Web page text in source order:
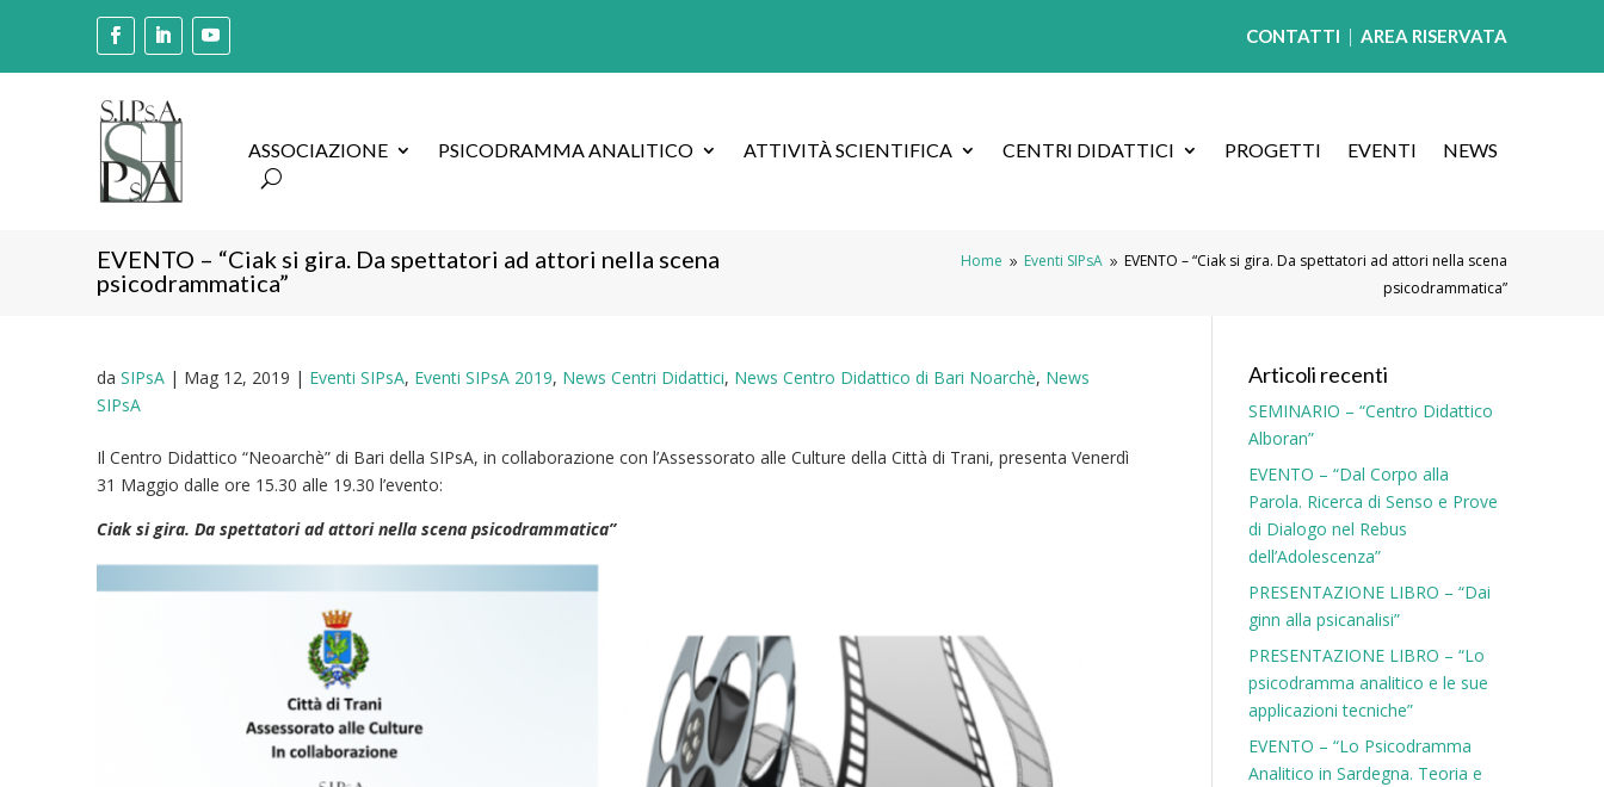
CONTATTI |AREA RISERVATA
ASSOCIAZIONE PSICODRAMMA ANALITICO ATTIVITÀ SCIENTIFICA CENTRI DIDATTICI PROGETTI EVENTI NEWS
EVENTO – “Ciak si gira. Da spettatori ad attori nella scena
psicodrammatica”
Home 9 Eventi SIPsA 9 EVENTO – “Ciak si gira. Da spettatori ad attori nella scena
psicodrammatica”
da SIPsA| Mag 12, 2019 | Eventi SIPsA, Eventi SIPsA 2019, News Centri Didattici, News Centro Didattico di Bari Noarchè, News
SIPsA
Il Centro Didattico “Neoarchè” di Bari della SIPsA, in collaborazione con l’Assessorato alle Culture della Città di Trani, presenta Venerdì
31 Maggio dalle ore 15.30 alle 19.30 l’evento:
Ciak si gira. Da spettatori ad attori nella scena psicodrammatica”
Articoli recenti
SEMINARIO – “Centro Didattico
Alboran”
EVENTO – “Dal Corpo alla
Parola. Ricerca di Senso e Prove
di Dialogo nel Rebus
dell’Adolescenza”
PRESENTAZIONE LIBRO – “Dai
ginn alla psicanalisi”
PRESENTAZIONE LIBRO – “Lo
psicodramma analitico e le sue
applicazioni tecniche”
EVENTO – “Lo Psicodramma
Analitico in Sardegna. Teoria e